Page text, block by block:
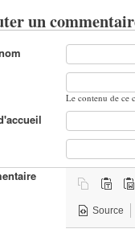
un
Le contenu de ce
Source